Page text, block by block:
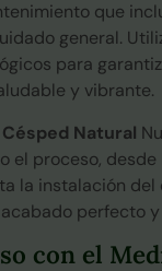
que
general.
para
y vibrante.
Natural
el proceso,
la instalación del
perfecto
con el